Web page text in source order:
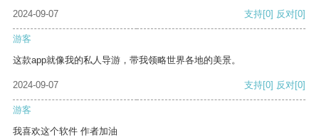
2024-09-07
支持[0] 反对[0]
游客
这款app就像我的私人导游，带我领略世界各地的美景。
2024-09-07 支持[0] 反对[0]
游客
我喜欢这个软件 作者加油